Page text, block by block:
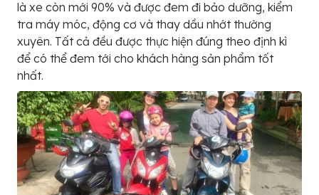
là xe còn mới 90% và được đem đi bảo dưỡng, kiểm
tra máy móc, động cơ và thay dầu nhớt thường
xuyên. Tất cả đều được thực hiện đúng theo định kì
để có thể đem tới cho khách hàng sản phẩm tốt
nhất.